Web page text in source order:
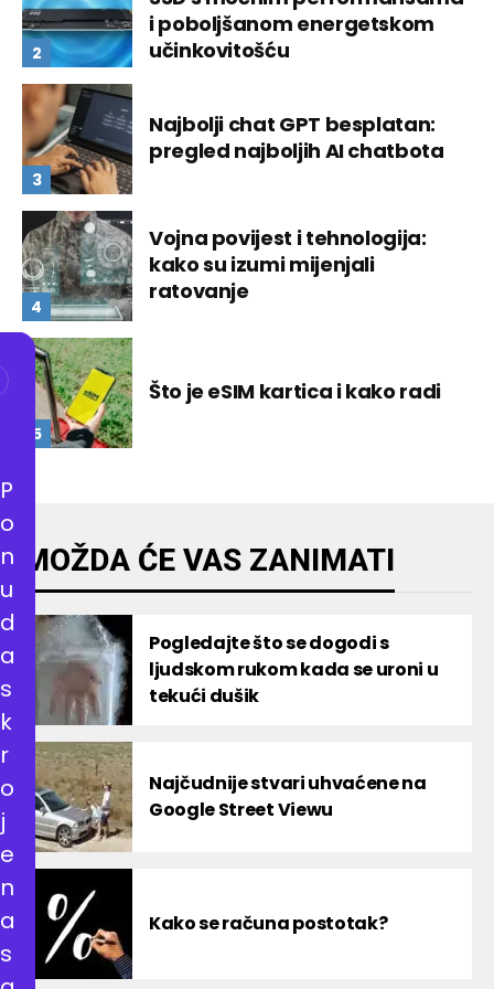
i poboljšanom energetskom
učinkovitošću
Najbolji chat GPT besplatan:
pregled najboljih AI chatbota
Vojna povijest i tehnologija:
kako su izumi mijenjali
ratovanje
Što je eSIM kartica i kako radi
MOŽDA ĆE VAS ZANIMATI
Pogledajte što se dogodi s
ljudskom rukom kada se uroni u
tekući dušik
Najčudnije stvari uhvaćene na
Google Street Viewu
Kako se računa postotak?
P
o
n
u
d
a
s
k
r
o
j
e
n
a
s